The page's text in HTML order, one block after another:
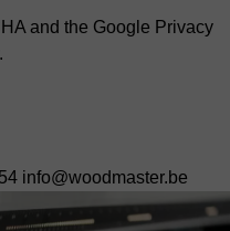
and the Google Privacy
info@woodmaster.be